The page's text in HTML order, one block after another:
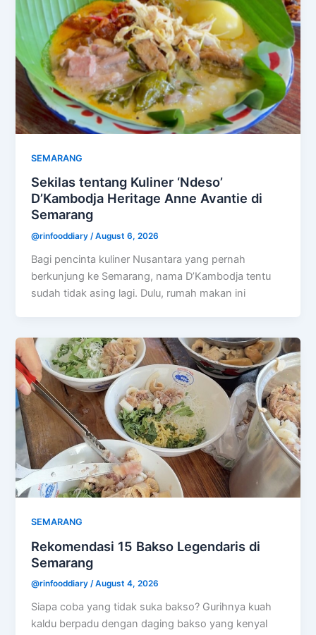
SEMARANG
Sekilas tentang Kuliner ‘Ndeso’
D’Kambodja Heritage Anne Avantie di
Semarang
@rinfooddiary/August 6, 2026
Bagi pencinta kuliner Nusantara yang pernah
berkunjung ke Semarang, nama D’Kambodja tentu
sudah tidak asing lagi. Dulu, rumah makan ini
SEMARANG
Rekomendasi 15 Bakso Legendaris di
Semarang
@rinfooddiary/August 4, 2026
Siapa coba yang tidak suka bakso? Gurihnya kuah
kaldu berpadu dengan daging bakso yang kenyal